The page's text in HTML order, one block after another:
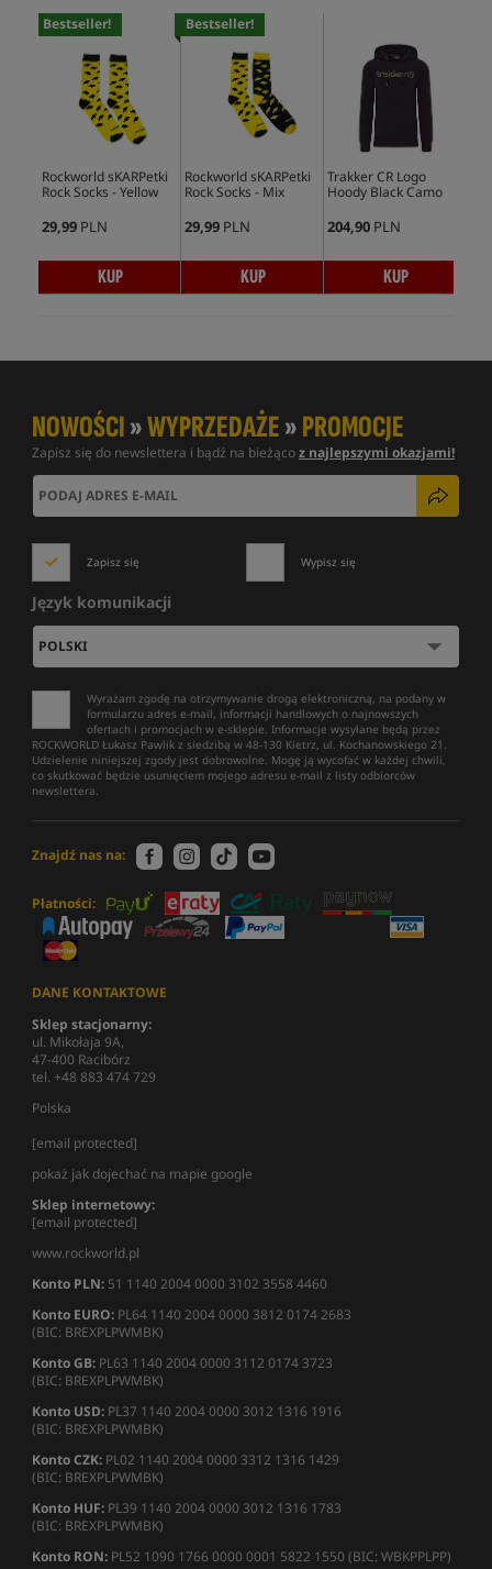
Bestseller!
Rockworld sKARPetki
Rock Socks - Yellow
29,99 PLN
KUP
Bestseller!
Rockworld sKARPetki
Rock Socks - Mix
29,99 PLN
KUP
Trakker CR Logo
Hoody Black Camo
204,90 PLN
KUP
NOWOŚCI»WYPRZEDAŻE»PROMOCJE
Zapisz się do newslettera i bądź na bieżącoz najlepszymi okazjami!
Zapisz się Wypisz się
Język komunikacji
Wyrażam zgodę na otrzymywanie drogą elektroniczną, na podany w
formularzu adres e-mail, informacji handlowych o najnowszych
ofertach i promocjach w e-sklepie. Informacje wysyłane będą przez
ROCKWORLD Łukasz Pawlik z siedzibą w 48-130 Kietrz, ul. Kochanowskiego 21.
Udzielenie niniejszej zgody jest dobrowolne. Mogę ją wycofać w każdej chwili,
co skutkować będzie usunięciem mojego adresu e-mail z listy odbiorców
newslettera.
Znajdź nas na:
Płatności:
DANE KONTAKTOWE
Sklep stacjonarny:
ul. Mikołaja 9A,
47-400 Racibórz
tel. +48 883 474 729
Polska
[email protected]
pokaż jak dojechać na mapie google
Sklep internetowy:
[email protected]
www.rockworld.pl
Konto PLN: 51 1140 2004 0000 3102 3558 4460
Konto EURO: PL64 1140 2004 0000 3812 0174 2683
(BIC: BREXPLPWMBK)
Konto GB: PL63 1140 2004 0000 3112 0174 3723
(BIC: BREXPLPWMBK)
Konto USD: PL37 1140 2004 0000 3012 1316 1916
(BIC: BREXPLPWMBK)
Konto CZK: PL02 1140 2004 0000 3312 1316 1429
(BIC: BREXPLPWMBK)
Konto HUF: PL39 1140 2004 0000 3012 1316 1783
(BIC: BREXPLPWMBK)
Konto RON: PL52 1090 1766 0000 0001 5822 1550 (BIC: WBKPPLPP)